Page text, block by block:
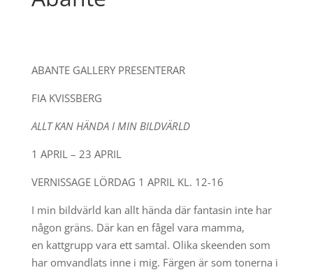
ABANTE GALLERY PRESENTERAR
FIA KVISSBERG
ALLT KAN HÄNDA I MIN BILDVÄRLD
1 APRIL – 23 APRIL
VERNISSAGE LÖRDAG 1 APRIL KL. 12-16
I min bildvärld kan allt hända där fantasin inte har
någon gräns. Där kan en fågel vara mamma,
en kattgrupp vara ett samtal. Olika skeenden som
har omvandlats inne i mig. Färgen är som tonerna i